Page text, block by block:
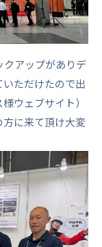
アップがありデ
ただけたので出
ウェブサイト）
に来て頂け大変